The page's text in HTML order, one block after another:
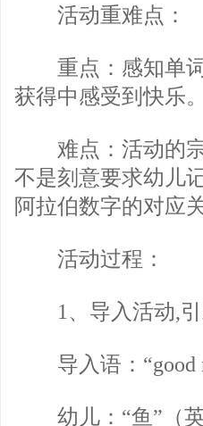
活动重难点：
重点：感知单词
获得中感受到快乐。
难点：活动的宗
不是刻意要求幼儿
阿拉伯数字的对应
活动过程：
1、导入活动,引
导入语：“good
幼儿：“鱼”（英